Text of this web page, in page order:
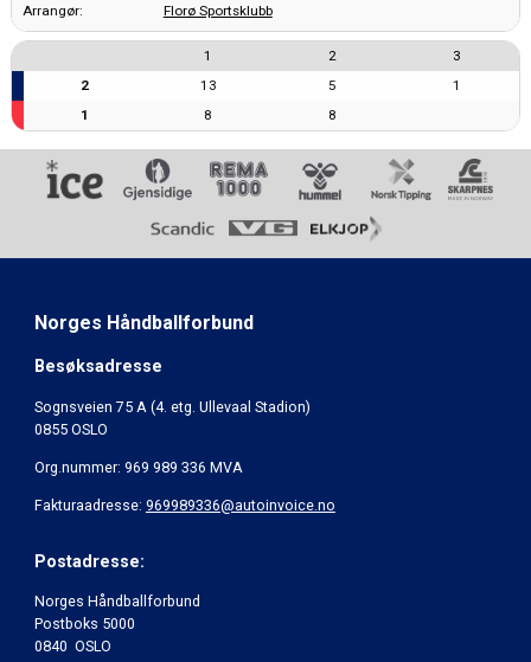
Arrangør: Florø Sportsklubb
1 2
3
2
13 5
1
1
8 8
Norges Håndballforbund
Besøksadresse
Sognsveien 75 A (4. etg. Ullevaal Stadion)
0855 OSLO
Org.nummer: 969 989 336 MVA
Fakturaadresse: 969989336@autoinvoice.no
Postadresse:
Norges Håndballforbund
Postboks 5000
0840 OSLO